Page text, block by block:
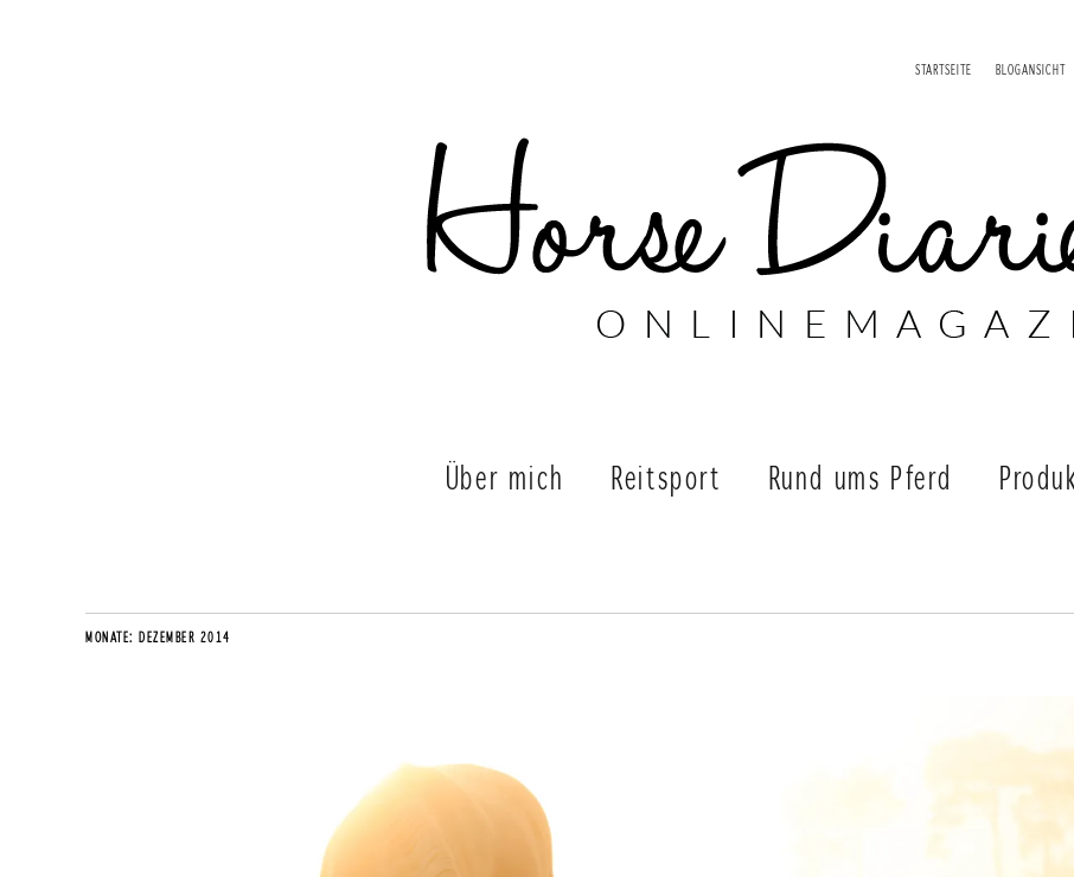
STARTSEITE BLOGANSICHT
Über mich Reitsport Rund ums Pferd
MONATE: DEZEMBER 2014